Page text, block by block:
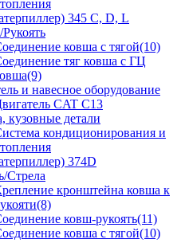
345 C, D, L
ковша с тягой(10)
тяг ковша с ГЦ
и навесное оборудование
CAT C13
кузовные детали
кондиционирования и
374D
Стрела
кронштейна ковша к
ковш-рукоять(11)
ковша с тягой(10)